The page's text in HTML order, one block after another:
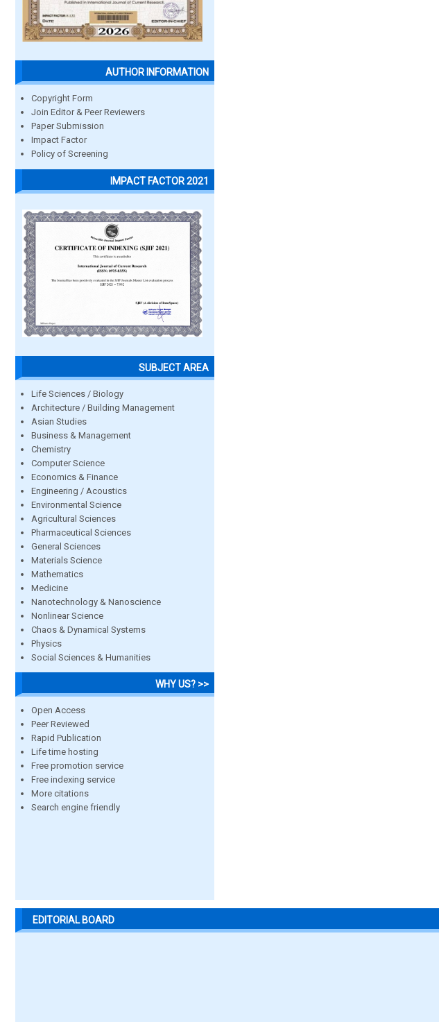
AUTHOR INFORMATION
Copyright Form
Join Editor & Peer Reviewers
Paper Submission
Impact Factor
Policy of Screening
IMPACT FACTOR 2021
SUBJECT AREA
Life Sciences / Biology
Architecture / Building Management
Asian Studies
Business & Management
Chemistry
Computer Science
Economics & Finance
Engineering / Acoustics
Environmental Science
Agricultural Sciences
Pharmaceutical Sciences
General Sciences
Materials Science
Mathematics
Medicine
Nanotechnology & Nanoscience
Nonlinear Science
Chaos & Dynamical Systems
Physics
Social Sciences & Humanities
WHY US? >>
Open Access
Peer Reviewed
Rapid Publication
Life time hosting
Free promotion service
Free indexing service
More citations
Search engine friendly
EDITORIAL BOARD